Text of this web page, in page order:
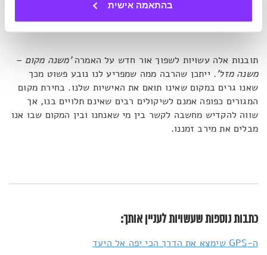
בהתאמה אישית
שמתאימה לכולם. מגורים באזור בעל מאפיינים שחשובים לך
יכולים לעזור להגביר את רמת הסיפוק הכללית מהחיים".
תובנות אלה עשויות לשפוך אור חדש על האמרה'משנה מקום –
משנה מזל'. ייתכן שהרבה ממה שמפריע לנו נובע פשוט מכך
שאנו גרים במקום שאינו תואם את האישיות שלנו. בחירת מקום
המגורים כפופה אמנם לשיקולים רבים שאינם תלויים בנו, אך
שווה להקדיש מחשבה לקשר בין מי שאנחנו ובין המקום שבו אנו
מבלים את מירב זמננו.
כתבות נוספות שעשויות לעניין אותך:
ה-GPS שימצא את הדרך הכי יפה אל היעד